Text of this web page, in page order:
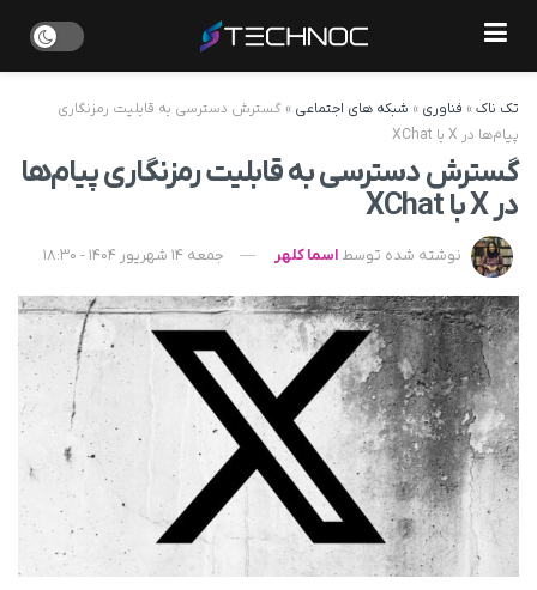
تک ناک» فناوری » شبکه های اجتماعی » گسترش دسترسی به قابلیت رمزنگاری
پیام‌ها در X با XChat
گسترش دسترسی به قابلیت رمزنگاری پیام‌ها
در X با XChat
نوشته شده توسط اسما کلهر جمعه 14 شهریور 1404 - 18:30